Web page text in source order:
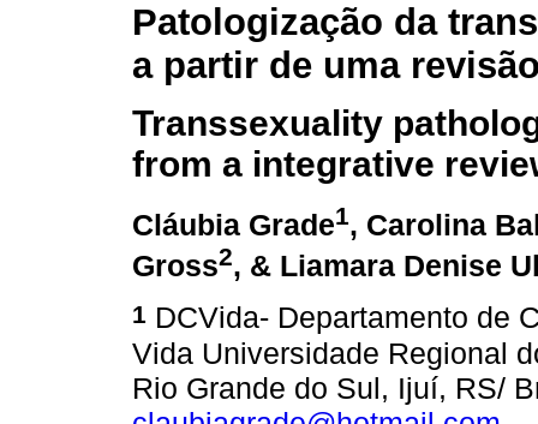
Patologização da
a partir de uma
Transsexuality
from a integrative
Cláubia Grade1, Carolina
Gross2, & Liamara Denise
1 DCVida- Departamento de
Vida Universidade Regional
Rio Grande do Sul, Ijuí, RS/